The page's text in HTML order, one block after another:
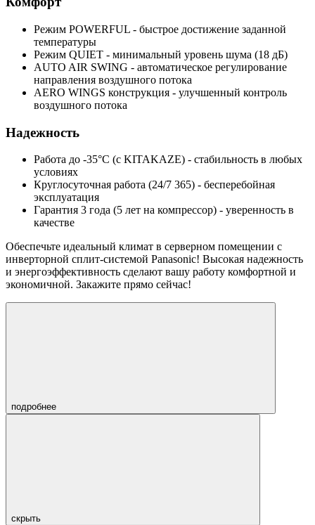
Режим POWERFUL - быстрое достижение заданной
температуры
Режим QUIET - минимальный уровень шума (18 дБ)
AUTO AIR SWING - автоматическое регулирование
направления воздушного потока
AERO WINGS конструкция - улучшенный контроль
воздушного потока
Надежность
Работа до -35°С (с KITAKAZE) - стабильность в любых
условиях
Круглосуточная работа (24/7 365) - бесперебойная
эксплуатация
Гарантия 3 года (5 лет на компрессор) - уверенность в
качестве
Обеспечьте идеальный климат в серверном помещении с
инверторной сплит-системой Panasonic! Высокая надежность
и энергоэффективность сделают вашу работу комфортной и
экономичной. Закажите прямо сейчас!
подробнее
скрыть